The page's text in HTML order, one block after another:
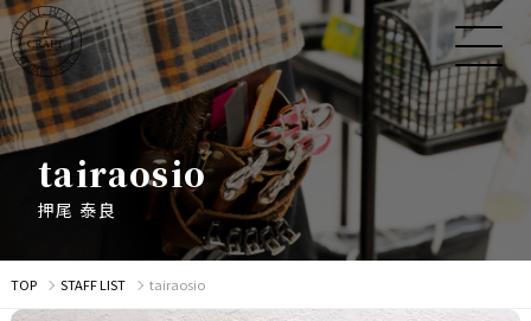
tairaosio
押尾 泰 良
TOP STAFF LIST tairaosio